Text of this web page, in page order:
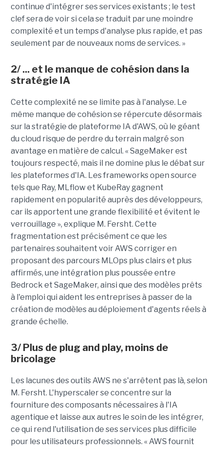
continue d'intégrer ses services existants ; le test
clef sera de voir si cela se traduit par une moindre
complexité et un temps d'analyse plus rapide, et pas
seulement par de nouveaux noms de services. »
2/ ... et le manque de cohésion dans la
stratégie IA
Cette complexité ne se limite pas à l'analyse. Le
même manque de cohésion se répercute désormais
sur la stratégie de plateforme IA d'AWS, où le géant
du cloud risque de perdre du terrain malgré son
avantage en matière de calcul. « SageMaker est
toujours respecté, mais il ne domine plus le débat sur
les plateformes d'IA. Les frameworks open source
tels que Ray, MLflow et KubeRay gagnent
rapidement en popularité auprès des développeurs,
car ils apportent une grande flexibilité et évitent le
verrouillage », explique M. Fersht. Cette
fragmentation est précisément ce que les
partenaires souhaitent voir AWS corriger en
proposant des parcours MLOps plus clairs et plus
affirmés, une intégration plus poussée entre
Bedrock et SageMaker, ainsi que des modèles prêts
à l'emploi qui aident les entreprises à passer de la
création de modèles au déploiement d'agents réels à
grande échelle.
3/ Plus de plug and play, moins de
bricolage
Les lacunes des outils AWS ne s'arrêtent pas là, selon
M. Fersht. L'hyperscaler se concentre sur la
fourniture des composants nécessaires à l'IA
agentique et laisse aux autres le soin de les intégrer,
ce qui rend l'utilisation de ses services plus difficile
pour les utilisateurs professionnels. « AWS fournit